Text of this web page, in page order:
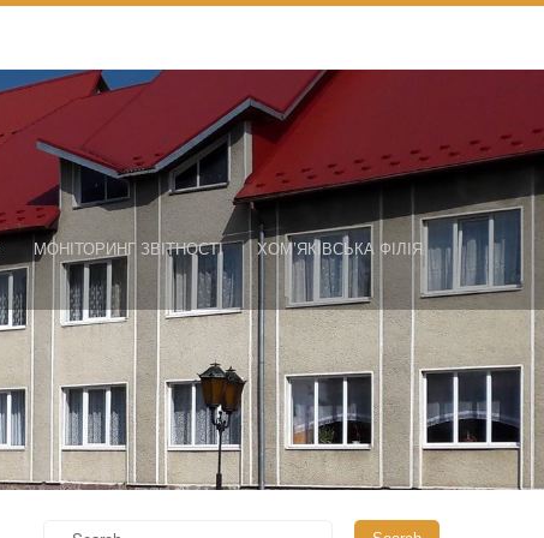
МОНІТОРИНГ ЗВІТНОСТІ ХОМ’ЯКІВСЬКА ФІЛІЯ